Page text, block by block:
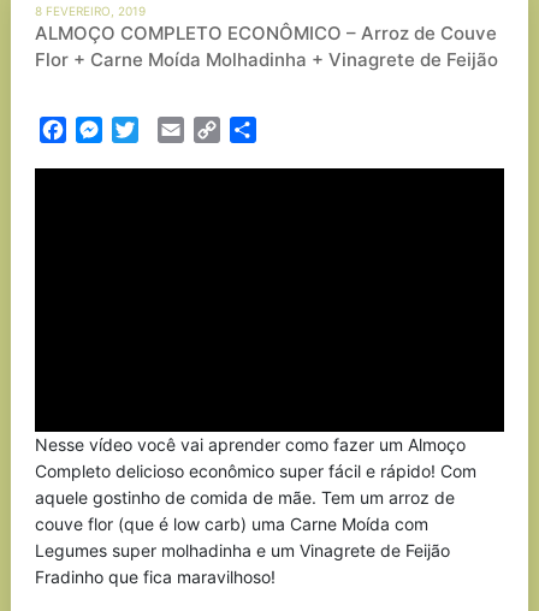
8 FEVEREIRO, 2019
ALMOÇO COMPLETO ECONÔMICO – Arroz de Couve
Flor + Carne Moída Molhadinha + Vinagrete de Feijão
FacebookMessenger
TwitterEmail Copy
Nesse vídeo você vai aprender como fazer um Almoço
Completo delicioso econômico super fácil e rápido! Com
aquele gostinho de comida de mãe. Tem um arroz de
couve flor (que é low carb) uma Carne Moída com
Legumes super molhadinha e um Vinagrete de Feijão
Fradinho que fica maravilhoso!